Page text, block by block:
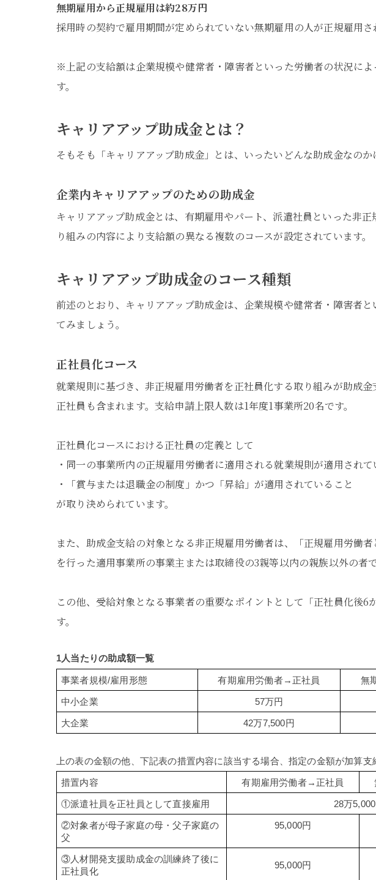
無期雇用から正規雇用は約28万円
採用時の契約で雇用期間が定められていない無期雇用の人が正規雇用
※上記の支給額は企業規模や健常者・障害者といった労働者の状況に
す。
キャリアアップ助成金とは？
そもそも「キャリアアップ助成金」とは、いったいどんな助成金なのか
企業内キャリアアップのための助成金
キャリアアップ助成金とは、有期雇用やパート、派遣社員といった非
り組みの内容により支給額の異なる複数のコースが設定されています。
キャリアアップ助成金のコース種類
前述のとおり、キャリアアップ助成金は、企業規模や健常者・障害者
てみましょう。
正社員化コース
就業規則に基づき、非正規雇用労働者を正社員化する取り組みが助成
正社員も含まれます。支給申請上限人数は1年度1事業所20名です。
正社員化コースにおける正社員の定義として
・同一の事業所内の正規雇用労働者に適用される就業規則が適用されて
・「賞与または退職金の制度」かつ「昇給」が適用されていること
が取り決められています。
また、助成金支給の対象となる非正規雇用労働者は、「正規雇用労働
を行った適用事業所の事業主または取締役の3親等以内の親族以外の者
この他、受給対象となる事業者の重要なポイントとして「正社員化後
す。
1人当たりの助成額一覧
事業者規模/雇用形態 有期雇用労働者→正社員 無
中小企業 57万円
大企業 42万7,500円
上の表の金額の他、下記表の措置内容に該当する場合、指定の金額が加算支
措置内容 有期雇用労働者→正社員
①派遣社員を正社員として直接雇用 28万
②対象者が母子家庭の母・父子家庭の
父
95,000円
③人材開発支援助成金の訓練終了後に
正社員化
95,000円